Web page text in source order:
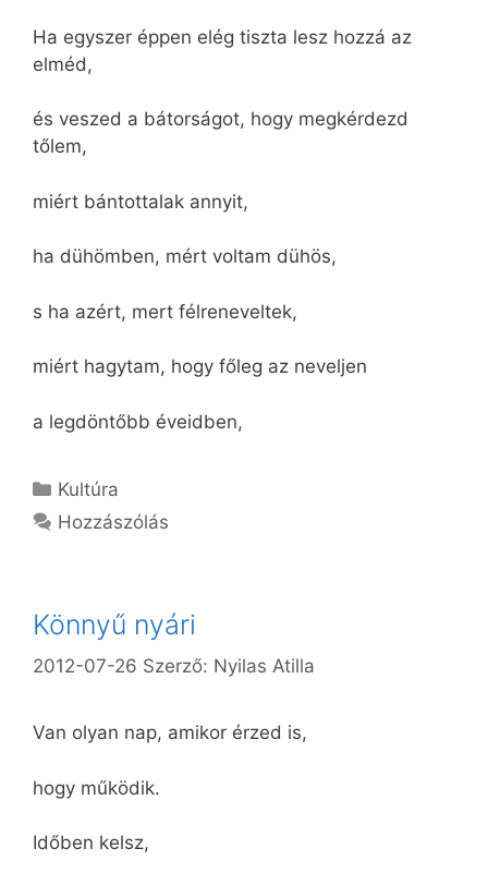
Ha egyszer éppen elég tiszta lesz hozzá az
elméd,
és veszed a bátorságot, hogy megkérdezd
tőlem,
miért bántottalak annyit,
ha dühömben, mért voltam dühös,
s ha azért, mert félreneveltek,
miért hagytam, hogy főleg az neveljen
a legdöntőbb éveidben,
Kategória
Kultúra
Hozzászólás
Könnyű nyári
2012-07-26 Szerző: Nyilas Atilla
Van olyan nap, amikor érzed is,
hogy működik.
Időben kelsz,